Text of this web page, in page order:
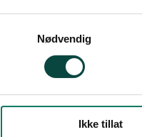
Nødvendig
Ikke tillat
på alvor og
I tidligere